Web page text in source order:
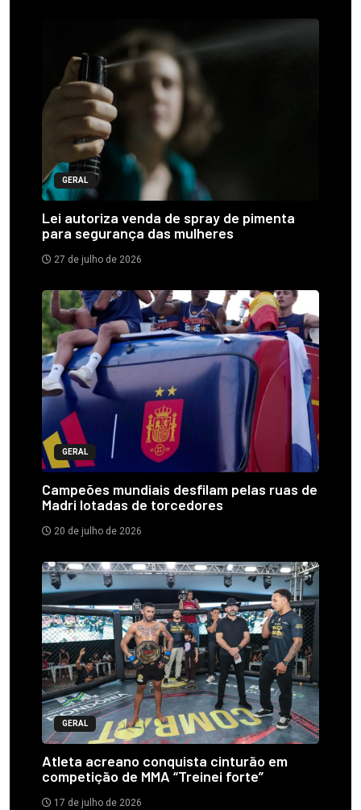
GERAL
Lei autoriza venda de spray de pimenta
para segurança das mulheres
27 de julho de 2026
GERAL
Campeões mundiais desfilam pelas ruas de
Madri lotadas de torcedores
20 de julho de 2026
GERAL
Atleta acreano conquista cinturão em
competição de MMA “Treinei forte”
17 de julho de 2026